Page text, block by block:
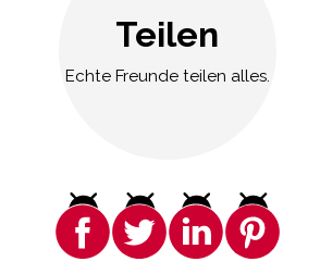
Teilen
Echte Freunde teilen alles.